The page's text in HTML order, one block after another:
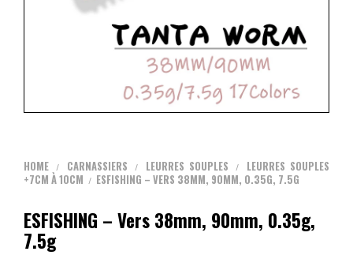
HOME / CARNASSIERS / LEURRES SOUPLES /
LEURRES SOUPLES
+7CM À 10CM / ESFISHING – VERS 38MM, 90MM, 0.35G, 7.5G
ESFISHING – Vers 38mm, 90mm, 0.35g,
7.5g